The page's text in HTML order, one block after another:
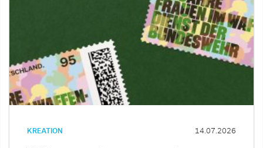
KREATION 14.07.2026